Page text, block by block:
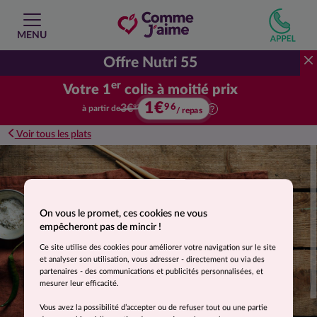
MENU
Offre Nutri 55
Votre 1er colis à moitié prix
Votre premier colis à moitié
à partir de3€92 1€96/ repas
Voir tous les plats
Suggestion de présentation. Photo non contractuelle.
On vous le promet, ces cookies ne vous
empêcheront pas de mincir !
Ce site utilise des cookies pour améliorer votre navigation sur le site
et analyser son utilisation, vous adresser - directement ou via des
partenaires - des communications et publicités personnalisées, et
mesurer leur efficacité.
Vous avez la possibilité d’accepter ou de refuser tout ou une partie